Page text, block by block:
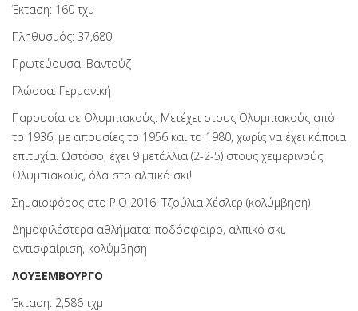
Έκταση: 160 τχμ
Πληθυσμός: 37,680
Πρωτεύουσα: Βαντούζ
Γλώσσα: Γερμανική
Παρουσία σε Ολυμπιακούς: Μετέχει στους Ολυμπιακούς από
το 1936, με απουσίες το 1956 και το 1980, χωρίς να έχει κάποια
επιτυχία. Ωστόσο, έχει 9 μετάλλια (2-2-5) στους χειμερινούς
Ολυμπιακούς, όλα στο αλπικό σκι!
Σημαιοφόρος στο ΡΙΟ 2016: Τζούλια Χέσλερ (κολύμβηση)
Δημοφιλέστερα αθλήματα: ποδόσφαιρο, αλπικό σκι,
αντισφαίριση, κολύμβηση
ΛΟΥΞΕΜΒΟΥΡΓΟ
Έκταση: 2,586 τχμ